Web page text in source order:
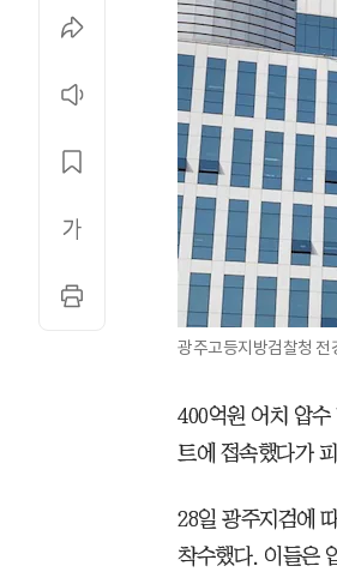
광주고등지방검찰청 전
400억원 어치 압수
트에 접속했다가
28일 광주지검에
착수했다. 이들은